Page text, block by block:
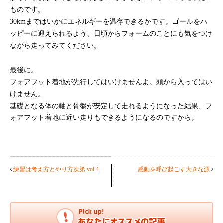
ものです。
30kmまではいかにエネルギーを温存できるかです。ゴールをハ
ッピーに迎えられるよう、日頃からフォームのことにも気をつけ
ながら走ってみてください。
最後に。
フォアフット着地が先行してはいけませんよ。頭から入ってはい
けません。
基礎となる体の軸と骨盤が安定して走れるようになった結果、フ
ォアフット着地に近い走りもできるようになるのですから。
練習は考え方とやり方次第 vol.4 感動を呼び起こす大きな源